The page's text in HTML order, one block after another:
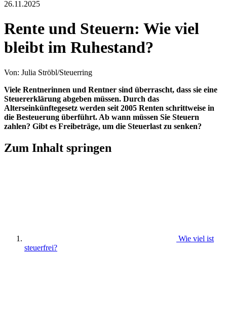
26.11.2025
Rente und Steuern: Wie viel
bleibt im Ruhestand?
Von: Julia Ströbl/Steuerring
Viele Rentnerinnen und Rentner sind überrascht, dass sie eine
Steuererklärung abgeben müssen. Durch das
Alterseinkünftegesetz werden seit 2005 Renten schrittweise in
die Besteuerung überführt. Ab wann müssen Sie Steuern
zahlen? Gibt es Freibeträge, um die Steuerlast zu senken?
Zum Inhalt springen
Wie viel ist
steuerfrei?